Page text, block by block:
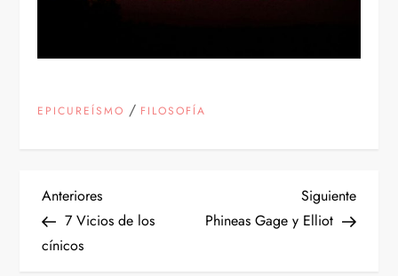
EPICUREÍSMO / FILOSOFÍA
N
a
Entrada
anterior
Anteriores
7 Vicios de los
cínicos
Siguiente
Phineas Gage y Elliot